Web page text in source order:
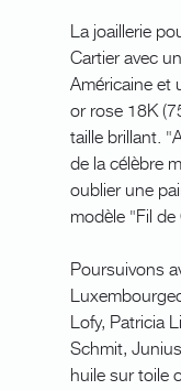
La joaillerie
Cartier avec
Américaine et
or rose 18K
taille brillant.
de la célèbre
oublier une
modèle "Fil
Poursuivons
Lofy, Patricia
Schmit,
huile sur toile